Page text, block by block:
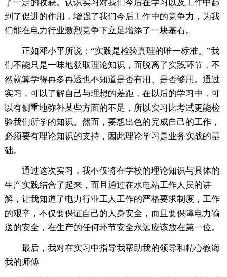
了一定的收获。认识实习对我们今后在学习以及工作中起
到了促进的作用，增强了我们今后工作中的竞争力，为我
们能在电力行业激烈竞争下立足增添了一块基石。
正如邓小平所说：“实践是检验真理的唯一标准。”我
们不能只是一味地获取理论知识，而脱离了实践环节，不
然就算学得再多再透也不知道是否有用、是否够用。通过
实习，可以了解自己与理想的差距，在以后的学习中，可
以有侧重地弥补某些方面的不足，所以实习比考试更能检
验我们所学的知识。然而，要想出色的完成自己的工作，
必须要有理论知识的支持，因此理论学习是业务实战的基
础。
通过这次实习，我不仅将在学校的理论知识与具体的
生产实践结合了起来，而且通过在水电站工作人员的讲
解，让我知道了电力行业工人工作的严格要求制度，工作
的艰辛，不仅要保证自己的人身安全，而且要保障电力输
送的安全，在生产的任何环节安全永远应该放在第一位。
最后，我对在实习中指导我帮助我的领导和精心教诲
我的师傅